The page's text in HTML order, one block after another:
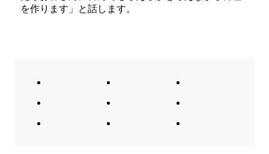
を作ります」と話します。